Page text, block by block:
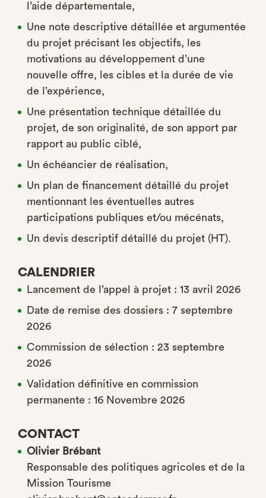
l’aide départementale,
Une note descriptive détaillée et argumentée
du projet précisant les objectifs, les
motivations au développement d’une
nouvelle offre, les cibles et la durée de vie
de l’expérience,
Une présentation technique détaillée du
projet, de son originalité, de son apport par
rapport au public ciblé,
Un échéancier de réalisation,
Un plan de financement détaillé du projet
mentionnant les éventuelles autres
participations publiques et/ou mécénats,
Un devis descriptif détaillé du projet (HT).
CALENDRIER
Lancement de l’appel à projet : 13 avril 2026
Date de remise des dossiers : 7 septembre
2026
Commission de sélection : 23 septembre
2026
Validation définitive en commission
permanente : 16 Novembre 2026
CONTACT
Olivier Brébant
Responsable des politiques agricoles et de la
Mission Tourisme